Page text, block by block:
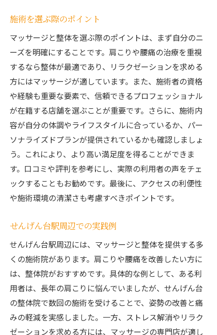
施術を選ぶ際のポイント
マッサージと整体を選ぶ際のポイントは、まず自分のニ
ーズを明確にすることです。肩こりや腰痛の治療を重視
するなら整体が最適であり、リラクゼーションを求める
方にはマッサージが適しています。また、施術者の資格
や経験も重要な要素で、信頼できるプロフェッショナル
が在籍する店舗を選ぶことが重要です。さらに、施術内
容が自分の体調やライフスタイルに合っているか、パー
ソナライズドプランが提供されているかも確認しましょ
う。これにより、より高い満足度を得ることができま
す。口コミや評判を参考にし、実際の利用者の声をチェ
ックすることもお勧めです。最後に、アクセスの利便性
や施術環境の清潔さも考慮すべきポイントです。
せんげん台駅周辺での実践例
せんげん台駅周辺には、マッサージと整体を提供する多
くの施術院があります。肩こりや腰痛を改善したい方に
は、整体院がおすすめです。具体的な例として、ある利
用者は、長年の肩こりに悩んでいましたが、せんげん台
の整体院で数回の施術を受けることで、姿勢の改善と痛
みの軽減を実感しました。一方、ストレス解消やリラク
ゼーションを求める方には、マッサージの専門店が適し